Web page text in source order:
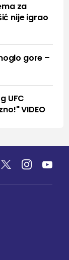
za
nije igrao
gore –
UFC
VIDEO